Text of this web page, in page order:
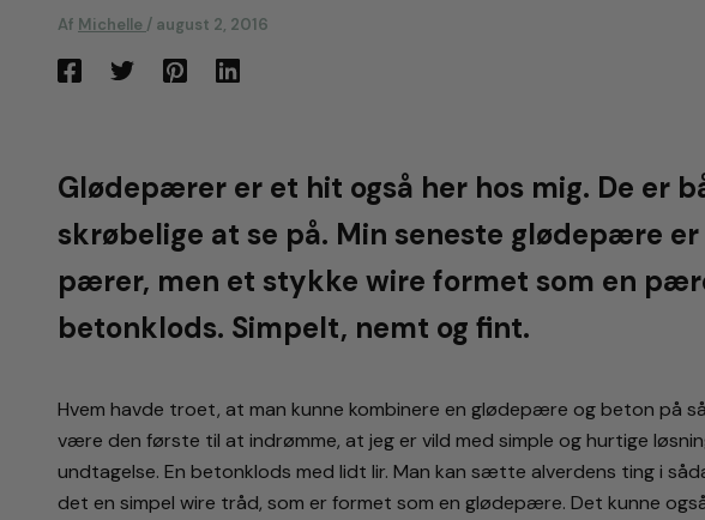
Af Michelle / august 2, 2016
Glødepærer er et hit også her hos mig. De er
skrøbelige at se på. Min seneste glødepære
pærer, men et stykke wire formet som en
betonklods. Simpelt, nemt og fint.
Hvem havde troet, at man kunne kombinere en glødepære og beton på
være den første til at indrømme, at jeg er vild med simple og hurtige
undtagelse. En betonklods med lidt lir. Man kan sætte alverdens ting i
det en simpel wire tråd, som er formet som en glødepære. Det kunne